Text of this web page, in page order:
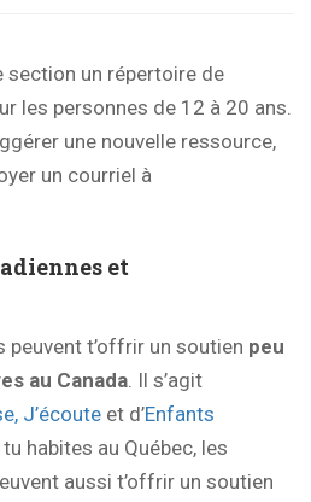
section un répertoire de
les personnes de 12 à 20 ans.
une nouvelle ressource,
un courriel à
et
t’offrir un soutien peu
au Canada. Il s’agit
J’écoute et d’Enfants
tu habites au Québec, les
aussi t’offrir un soutien